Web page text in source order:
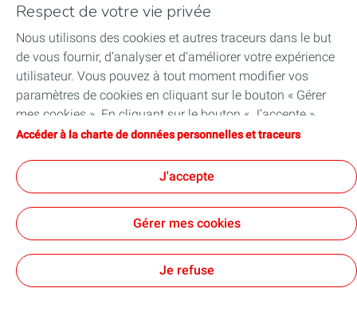
L'entreprise
Activités
Informations réglementées
Actionnaires individuels
Plan du site
Respect de votre vie privée
Nous utilisons des cookies et autres traceurs dans le but
de vous fournir, d’analyser et d’améliorer votre expérience
utilisateur. Vous pouvez à tout moment modifier vos
paramètres de cookies en cliquant sur le bouton « Gérer
mes cookies ». En cliquant sur le bouton « J’accepte »,
vous acceptez le dépôt de l’ensemble des cookies. Dans le
techniques nécessaires au bon fonctionnement du site
seront utilisés. Pour plus d’informations, vous pouvez
consulter la page « Charte de données personnelles et
traceurs ».
Accéder à la charte de données personnelles et traceurs
J'accepte
Gérer mes cookies
Je refuse